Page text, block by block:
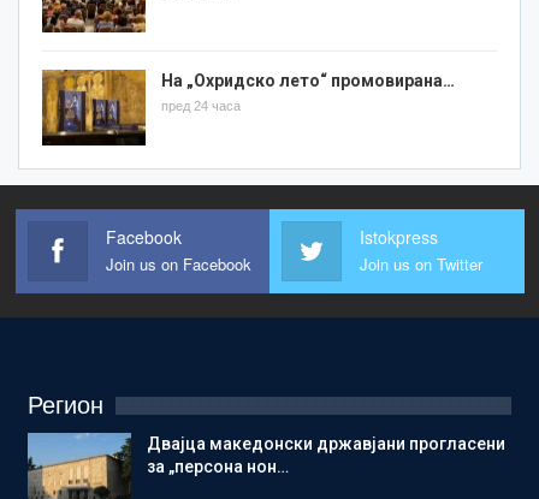
На „Охридско лето“ промовирана…
пред 24 часа
Facebook
Join us on Facebook
Istokpress
Join us on Twitter
Регион
Двајца македонски државјани прогласени
за „персона нон…